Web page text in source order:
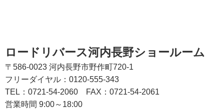
ロードリバース河内長野ショールーム
〒586-0023 河内長野市野作町720-1
フリーダイヤル：0120-555-343
TEL：0721-54-2060
FAX：0721-54-2061
営業時間 9:00～18:00